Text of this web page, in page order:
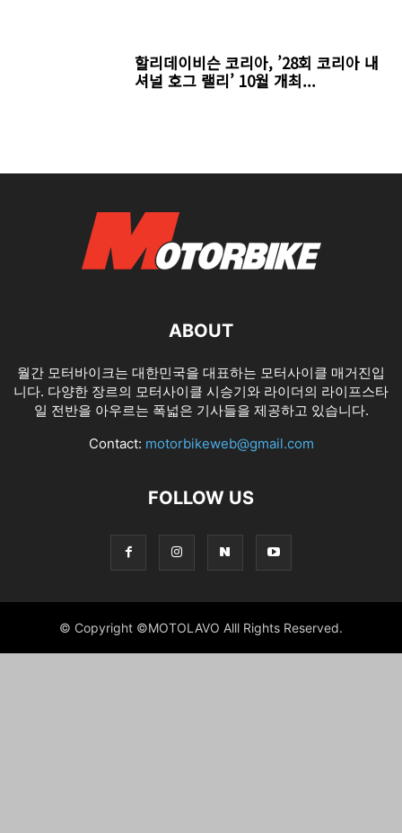
할리데이비슨 코리아, ’28회 코리아 내
셔널 호그 랠리’ 10월 개최...
ABOUT
월간 모터바이크는 대한민국을 대표하는 모터사이클 매거진입
니다. 다양한 장르의 모터사이클 시승기와 라이더의 라이프스타
일 전반을 아우르는 폭넓은 기사들을 제공하고 있습니다.
Contact: motorbikeweb@gmail.com
FOLLOW US
© Copyright ©MOTOLAVO Alll Rights Reserved.